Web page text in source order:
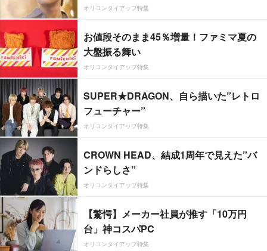
オリコンタイアップ特集
お値段そのまま45％増量！ファミマ夏の
大盤振る舞い
オリコンタイアップ特集
SUPER★DRAGON、自ら描いた”レトロ
フューチャー”
オリコンタイアップ特集
CROWN HEAD、結成1周年で見えた”バ
ンドらしさ”
オリコンタイアップ特集
【驚愕】メーカー社員が推す「10万円
台」神コスパPC
オリコンタイアップ特集